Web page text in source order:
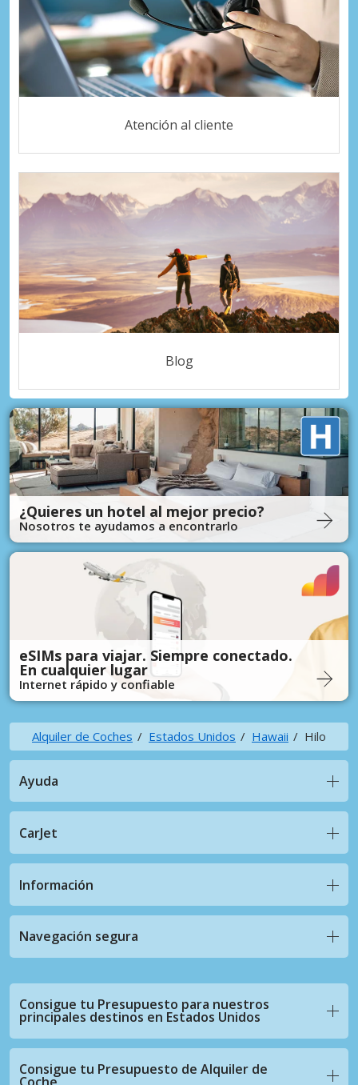
Atención al cliente
Blog
¿Quieres un hotel al mejor precio?
Nosotros te ayudamos a encontrarlo
eSIMs para viajar. Siempre conectado.
En cualquier lugar
Internet rápido y confiable
Alquiler de Coches Estados Unidos Hawaii Hilo
Ayuda
CarJet
Información
Navegación segura
Consigue tu Presupuesto para nuestros
principales destinos en Estados Unidos
Consigue tu Presupuesto de Alquiler de